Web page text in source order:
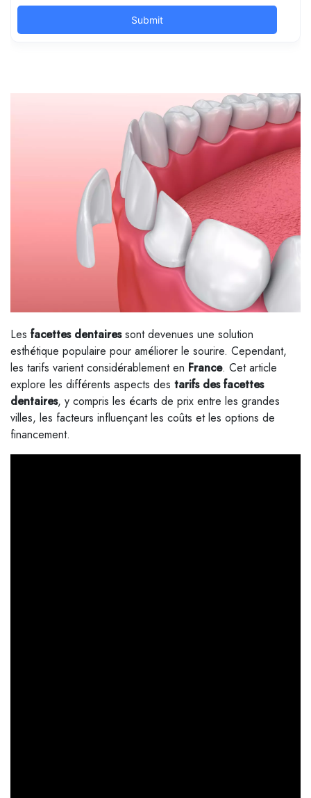
Les facettes dentairessont devenues une solution
esthétique populaire pour améliorer le sourire. Cependant,
les tarifs varient considérablement en France. Cet article
explore les différents aspects des tarifs des facettes
dentaires, y compris les écarts de prix entre les grandes
villes, les facteurs influençant les coûts et les options de
financement.